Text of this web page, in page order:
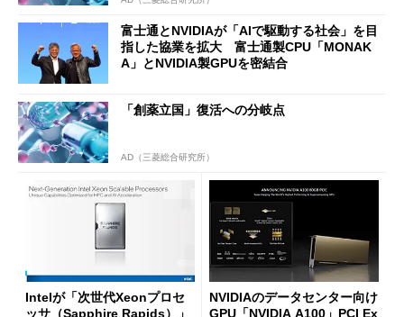
富士通とNVIDIAが「AIで駆動する社会」を目
指した協業を拡大 富士通製CPU「MONAK
A」とNVIDIA製GPUを密結合
「創薬立国」復活への分岐点
AD（三菱総合研究所）
Intelが「次世代Xeonプロセ
ッサ（Sapphire Rapids）」
NVIDIAのデータセンター向け
GPU「NVIDIA A100」PCI Ex